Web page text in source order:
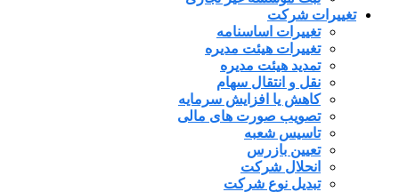
تغییرات شرکت
تغییرات اساسنامه
تغییرات هیئت مدیره
تمدید هیئت مدیره
نقل و انتقال سهام
کاهش یا افزایش سرمایه
تصویب صورت های مالی
تاسیس شعبه
تعیین بازرس
انحلال شرکت
تبدیل نوع شرکت